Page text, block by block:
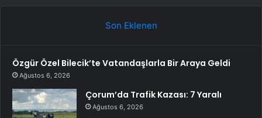
Son Eklenen
Özgür Özel Bilecik’te Vatandaşlarla Bir Araya Geldi
Ağustos 6, 2026
Çorum’da Trafik Kazası: 7 Yaralı
Ağustos 6, 2026